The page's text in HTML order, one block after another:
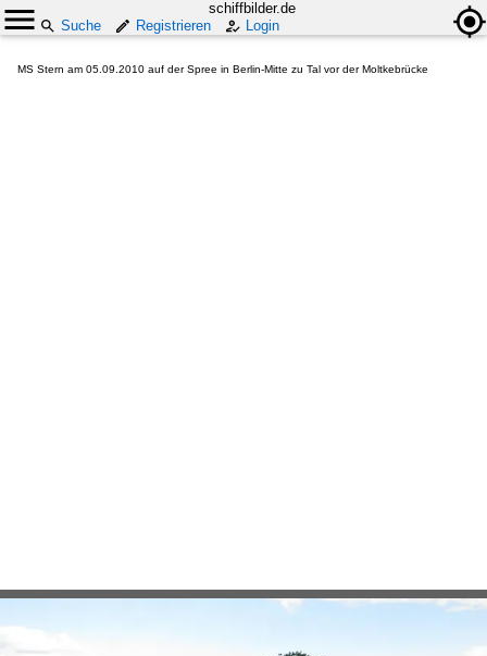
schiffbilder.de
Suche
Registrieren Login
MS Stern am 05.09.2010 auf der Spree in Berlin-Mitte zu Tal vor der Moltkebrücke